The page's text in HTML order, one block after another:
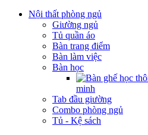
Nội thất phòng ngủ
Giường ngủ
Tủ quần áo
Bàn trang điểm
Bàn làm việc
Bàn học
minh
Tab đầu giường
Combo phòng ngủ
Tủ - Kệ sách